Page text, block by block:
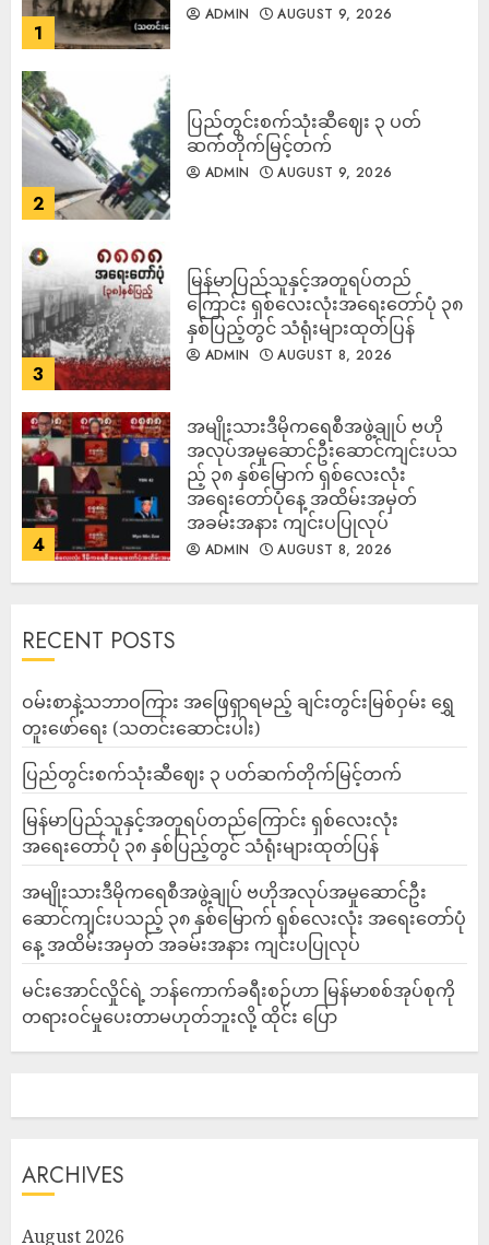
1
ADMIN AUGUST 9, 2026
2
ပြည်တွင်းစက်သုံးဆီဈေး ၃ ပတ်
ဆက်တိုက်မြင့်တက်
ADMIN AUGUST 9, 2026
3
မြန်မာပြည်သူနှင့်အတူရပ်တည်
ကြောင်း ရှစ်လေးလုံးအရေးတော်ပုံ ၃၈
နှစ်ပြည့်တွင် သံရုံးများထုတ်ပြန်
ADMIN AUGUST 8, 2026
4
အမျိုးသားဒီမိုကရေစီအဖွဲ့ချုပ် ဗဟို
အလုပ်အမှုဆောင်ဦးဆောင်ကျင်းပသ
ည့် ၃၈ နှစ်မြောက် ရှစ်လေးလုံး
အရေးတော်ပုံနေ့ အထိမ်းအမှတ်
အခမ်းအနား ကျင်းပပြုလုပ်
ADMIN AUGUST 8, 2026
RECENT POSTS
ဝမ်းစာနဲ့သဘာဝကြား အဖြေရှာရမည့် ချင်းတွင်းမြစ်ဝှမ်း ရွှေ
တူးဖော်ရေး (သတင်းဆောင်းပါး)
ပြည်တွင်းစက်သုံးဆီဈေး ၃ ပတ်ဆက်တိုက်မြင့်တက်
မြန်မာပြည်သူနှင့်အတူရပ်တည်ကြောင်း ရှစ်လေးလုံး
အရေးတော်ပုံ ၃၈ နှစ်ပြည့်တွင် သံရုံးများထုတ်ပြန်
အမျိုးသားဒီမိုကရေစီအဖွဲ့ချုပ် ဗဟိုအလုပ်အမှုဆောင်ဦး
ဆောင်ကျင်းပသည့် ၃၈ နှစ်မြောက် ရှစ်လေးလုံး အရေးတော်ပုံ
နေ့ အထိမ်းအမှတ် အခမ်းအနား ကျင်းပပြုလုပ်
မင်းအောင်လှိုင်ရဲ့ ဘန်ကောက်ခရီးစဉ်ဟာ မြန်မာစစ်အုပ်စုကို
တရားဝင်မှုပေးတာမဟုတ်ဘူးလို့ ထိုင်း ပြော
ARCHIVES
August 2026